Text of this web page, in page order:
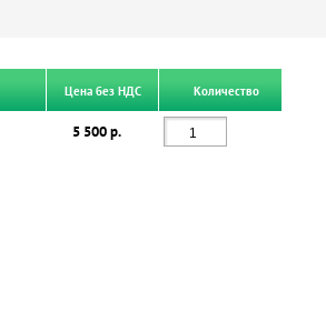
Цена без НДС Количество
5 500 р.